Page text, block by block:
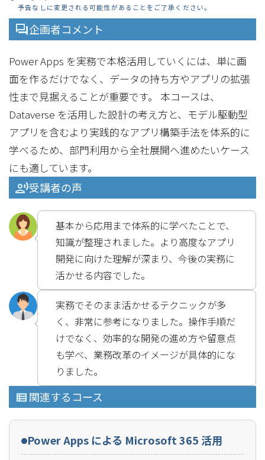
予告なしに変更される可能性があることをご了承ください。
企画者コメント
Power Apps を実務で本格活用していくには、単に画
面を作るだけでなく、データの持ち方やアプリの拡張
性まで見据えることが重要です。 本コースは、
Dataverse を活用した設計の考え方と、モデル駆動型
アプリを含むより実践的なアプリ構築手法を体系的に
学べるため、部門利用から全社展開へ進めたいケース
にも適しています。
受講者の声
基本から応用まで体系的に学べたことで、
知識が整理されました。より高度なアプリ
開発に向けた理解が深まり、今後の実務に
活かせる内容でした。
実務でそのまま活かせるテクニックが多
く、非常に参考になりました。操作手順だ
けでなく、効率的な開発の進め方や留意点
も学べ、業務改革のイメージが具体的にな
りました。
関連するコース
Power Apps による Microsoft 365 活用